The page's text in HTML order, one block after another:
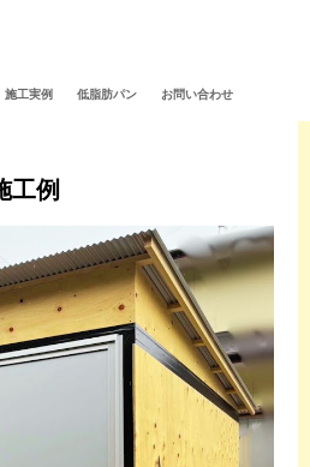
施工実例 低脂肪パン お問い合わせ
工例